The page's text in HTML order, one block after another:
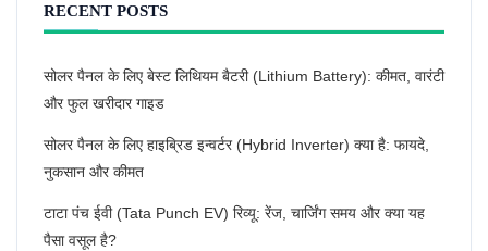
RECENT POSTS
सोलर पैनल के लिए बेस्ट लिथियम बैटरी (Lithium Battery): कीमत, वारंटी
और फुल खरीदार गाइड
सोलर पैनल के लिए हाइब्रिड इन्वर्टर (Hybrid Inverter) क्या है: फायदे,
नुकसान और कीमत
टाटा पंच ईवी (Tata Punch EV) रिव्यू: रेंज, चार्जिंग समय और क्या यह
पैसा वसूल है?